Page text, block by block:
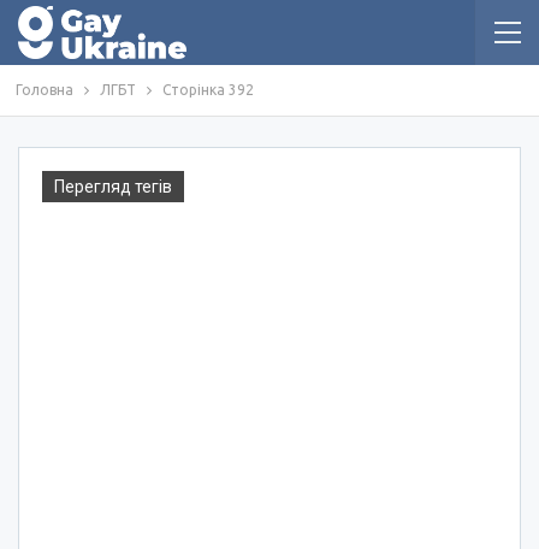
Головна ЛГБТ Сторінка 392
Перегляд тегів